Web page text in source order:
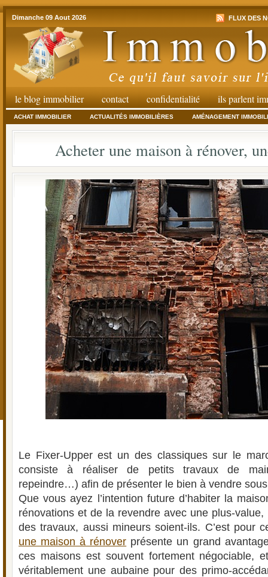
Dimanche 09 Aout 2026 FLUX DES
le blog immobilier contact confidentialité ils parlent
ACHAT IMMOBILIER ACTUALITÉS IMMOBILIÈRES AMÉNAGEMENT
Acheter une maison à rénover,
Le Fixer-Upper est un des classiques sur le
consiste à réaliser de petits travaux de
repeindre…) afin de présenter le bien à vendre
Que vous ayez l’intention future d’habiter la
rénovations et de la revendre avec une plus-
des travaux, aussi mineurs soient-ils. C’est pour
une maison à rénover présente un grand
ces maisons est souvent fortement négociable,
véritablement une aubaine pour des primo-